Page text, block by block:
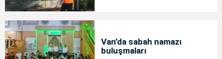
Van’da sabah namazı
buluşmaları